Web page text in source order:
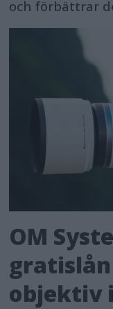
och förbättrar
OM
objektiv